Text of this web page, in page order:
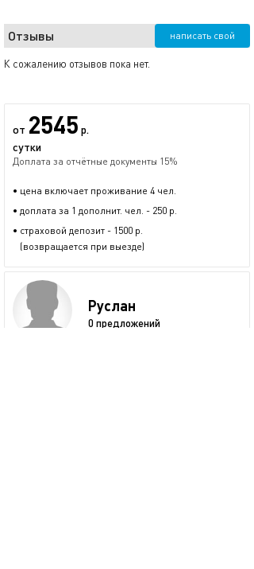
Отзывы написать свой
К сожалению отзывов пока нет.
от 2545 р.
сутки
Доплата за отчётные документы 15%
• цена включает проживание 4 чел.
• доплата за 1 дополнит. чел. - 250 р.
• страховой депозит - 1500 р.
(возвращается при выезде)
Руслан
0 предложений